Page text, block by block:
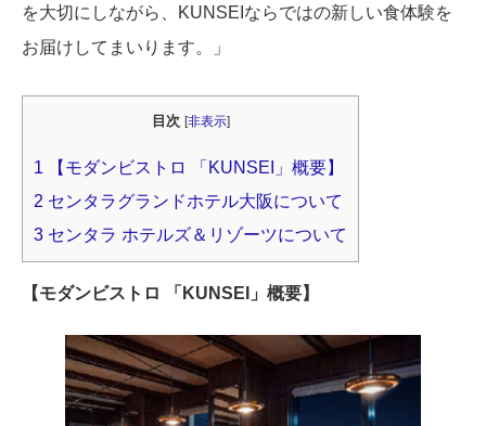
を大切にしながら、KUNSEIならではの新しい食体験を
お届けしてまいります。」
目次 [非表示]
1 【モダンビストロ 「KUNSEI」概要】
2 センタラグランドホテル大阪について
3 センタラ ホテルズ＆リゾーツについて
【モダンビストロ 「KUNSEI」概要】